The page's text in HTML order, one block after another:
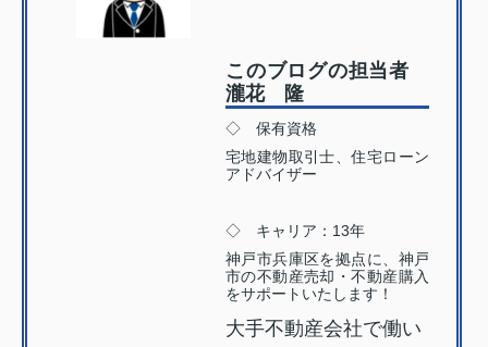
このブログの担当者
瀧花 隆
◇ 保有資格
宅地建物取引士、住宅ローン
アドバイザー
◇ キャリア：13年
神戸市兵庫区を拠点に、神戸
市の不動産売却・不動産購入
をサポートいたします！
大手不動産会社で働い